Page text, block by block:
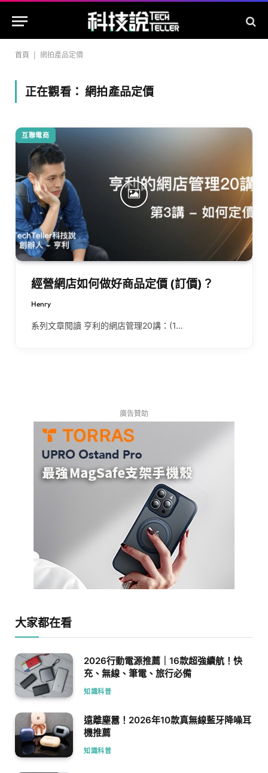
首頁 網拍產品定價
正在觀看：網拍產品定價
互聯電商
經營網店如何做好商品定價 (訂價)？
Henry
系列文章閱讀 亨利的網店管理20講：(1…
廣告贊助
大家都在看
2026行動電源推薦｜16款超強續航！快
充、無線、筆電、旅行必備
知識科普
遠離塵囂！2026年10款真無線藍牙降噪耳
機推薦
知識科普